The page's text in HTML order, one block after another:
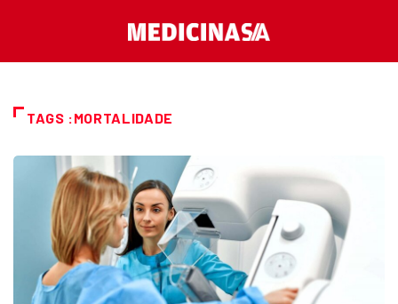
TAGS :MORTALIDADE